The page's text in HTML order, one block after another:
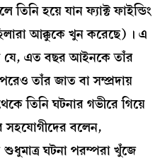
হয়ে যান ফ্যাক্ট ফাইন্ডিং
আক্কুকে খুন করেছে)। এ
যে, এত বছর আইনকে তাঁর
তাঁর জাত বা সম্প্রদায়
তিনি ঘটনার গভীরে গিয়ে
সহযোগীদের বলেন,
ঘটনা পরম্পরা খুঁজে